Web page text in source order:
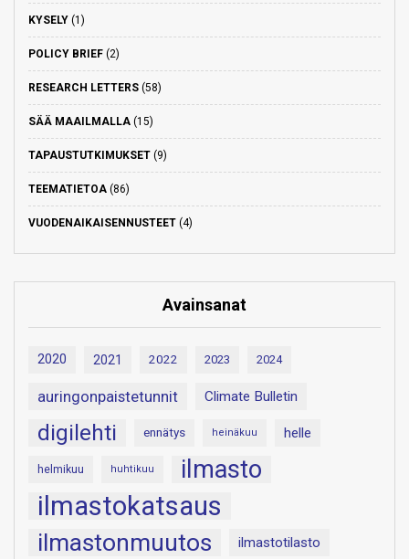
KYSELY (1)
POLICY BRIEF (2)
RESEARCH LETTERS (58)
SÄÄ MAAILMALLA (15)
TAPAUSTUTKIMUKSET (9)
TEEMATIETOA (86)
VUODENAIKAISENNUSTEET (4)
Avainsanat
2020 2021 2022 2023 2024
auringonpaistetunnit Climate Bulletin
digilehti ennätys heinäkuu helle
helmikuu huhtikuu ilmasto
ilmastokatsaus
ilmastonmuutos ilmastotilasto